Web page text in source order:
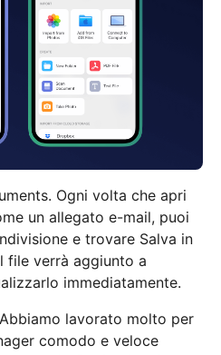
Ogni volta che apri
un allegato e-mail, puoi
e trovare Salva in
file verrà aggiunto a
immediatamente.
lavorato molto per
comodo e veloce